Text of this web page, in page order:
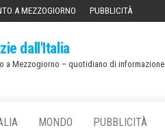
A MEZZOGIORNO PUBBLICITÀ
dall'Italia
a Mezzogiorno – quotidiano di informazione
MONDO PUBBLICITÀ